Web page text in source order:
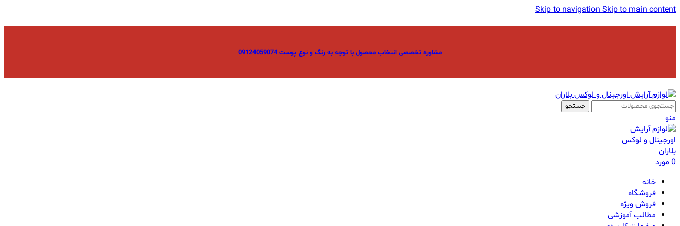
Skip to navigationSkip to main content
مشاوره تخصصی انتخاب محصول با توجه به رنگ و نوع پوست 09124059074
جستجو
منو
0مورد
خانه
فروشگاه
فروش ویژه
مطالب آموزشی